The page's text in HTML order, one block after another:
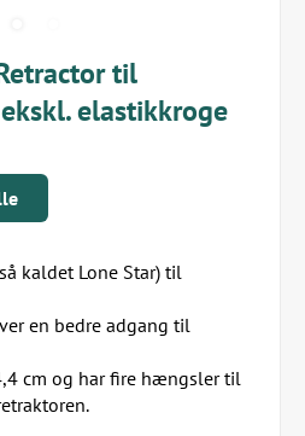
til
elastikkroge
kaldet Lone Star) til
en bedre adgang til
cm og har fire hængsler til